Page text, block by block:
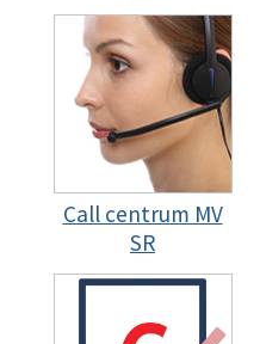
Call centrum MV
SR